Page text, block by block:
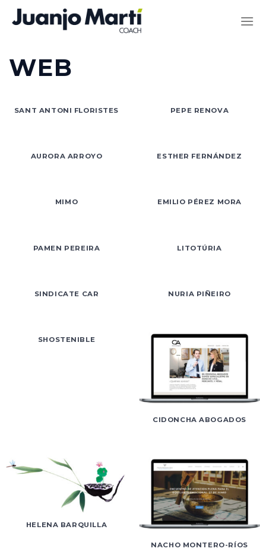
Saltar
WEB
SANT ANTONI FLORISTES PEPE RENOVA
AURORA ARROYO ESTHER FERNÁNDEZ
MIMO EMILIO PÉREZ MORA
PAMEN PEREIRA LITOTÚRIA
SINDICATE CAR NURIA PIÑEIRO
SHOSTENIBLE
CIDONCHA ABOGADOS
HELENA BARQUILLA
NACHO MONTERO-RÍOS